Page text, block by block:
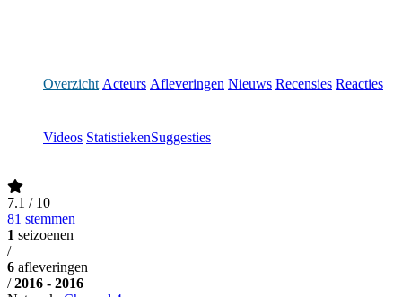
Overzicht Acteurs Afleveringen Nieuws Recensies Reacties
Videos StatistiekenSuggesties
7.1 / 10
81 stemmen
1 seizoenen
/
6 afleveringen
/ 2016 - 2016